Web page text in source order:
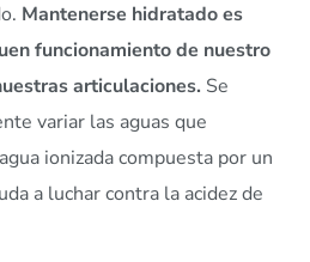
Mantenerse hidratado es
funcionamiento de nuestro
articulaciones. Se
variar las aguas que
ionizada compuesta por un
a luchar contra la acidez de